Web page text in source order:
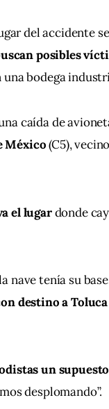
del accidente
posibles
bodega
caída de
México (C5),
el lugar donde
nave tenía su
destino a Toluca
un
desplomando”.